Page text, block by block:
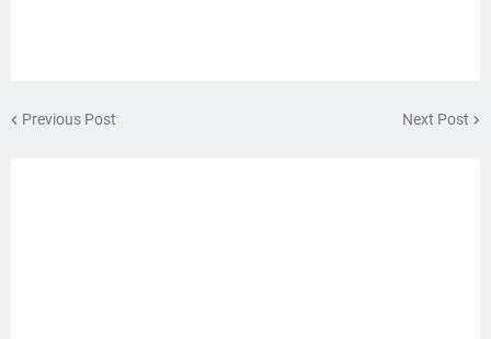
Previous Post Next Post